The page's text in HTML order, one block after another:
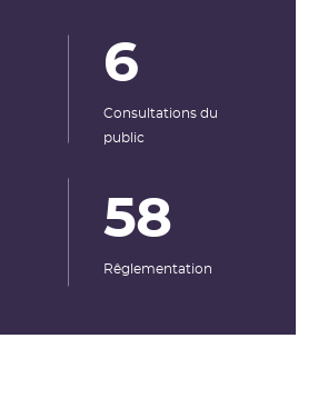
6
Consultations du
public
58
Rêglementation